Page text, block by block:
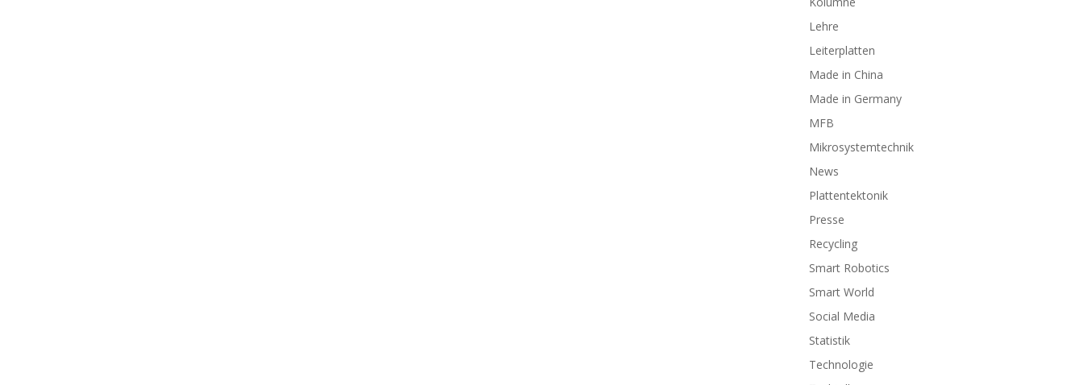
Lehre
Leiterplatten
Made in China
Made in Germany
MFB
Mikrosystemtechnik
News
Plattentektonik
Presse
Recycling
Smart Robotics
Smart World
Social Media
Statistik
Technologie